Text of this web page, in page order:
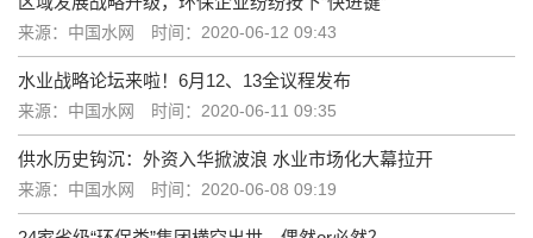
来源：中国水网 时间：2020-06-12 09:43
水业战略论坛来啦！6月12、13全议程发布
来源：中国水网 时间：2020-06-11 09:35
供水历史钩沉：外资入华掀波浪 水业市场化大幕拉开
来源：中国水网 时间：2020-06-08 09:19